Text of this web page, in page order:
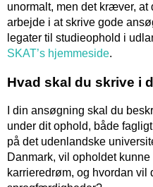
unormalt, men det kræver,
arbejde i at skrive gode
legater til studieophold i
SKAT’s hjemmeside.
Hvad skal du skrive i
I din ansøgning skal du
under dit ophold, både
på det udenlandske
Danmark, vil opholdet
karrieredrøm, og hvordan